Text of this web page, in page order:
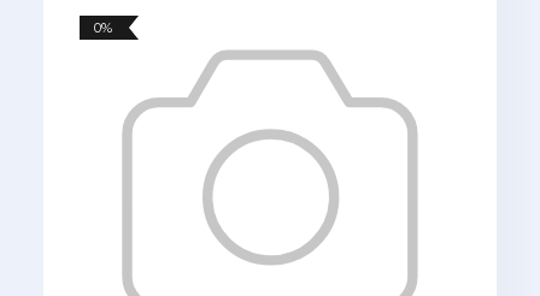
0%